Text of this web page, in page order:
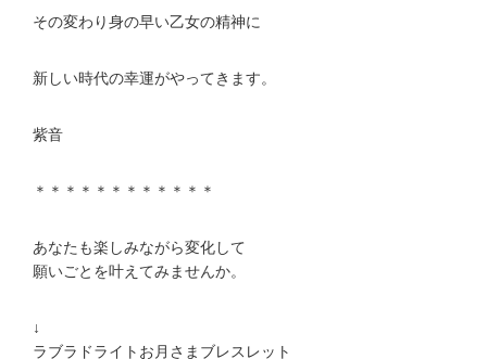
その変わり身の早い乙女の精神に
新しい時代の幸運がやってきます。
紫音
＊＊＊＊＊＊＊＊＊＊＊＊
あなたも楽しみながら変化して
願いごとを叶えてみませんか。
↓
ラブラドライトお月さまブレスレット